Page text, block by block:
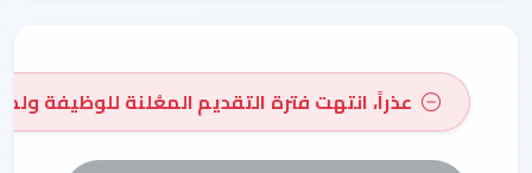
عذراً، انتهت فترة التقديم المعُلنة للوظيفة